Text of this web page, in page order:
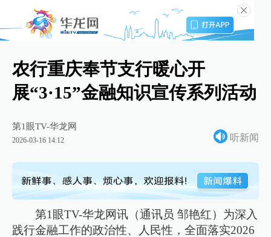
农行重庆奉节支行暖心开
展“3·15”金融知识宣传系列活动
第1眼TV-华龙网
2026-03-16 14:12 听新闻
第1眼TV-华龙网讯（通讯员 邹艳红）为深入
践行金融工作的政治性、人民性，全面落实2026